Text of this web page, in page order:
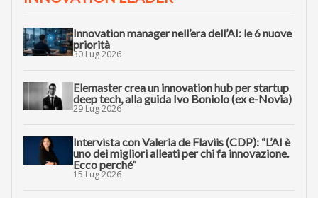
Innovation manager nell’era dell’AI: le 6 nuove
priorità
30 Lug 2026
Elemaster crea un innovation hub per startup
deep tech, alla guida Ivo Boniolo (ex e-Novia)
29 Lug 2026
Intervista con Valeria de Flaviis (CDP): “L’AI è
uno dei migliori alleati per chi fa innovazione.
Ecco perché”
15 Lug 2026